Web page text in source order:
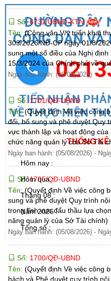
Số:6731/UBND-KTN
Tên:(Công văn V/v triển khai
303/2026/NĐ-CP ngày 01/8/
sung một số điều của Nghị
15/3/2024 của Chính phủ về
Ngày ban hành: (06/08/2026)
Số: 1701/QĐ-UBND
Tên:(Quyết định Về việc công
đổi, bổ sung và phê duyệt Quy
vực thành lập và hoạt động
chức năng quản lý của Sở Tài
Ngày ban hành: (05/08/2026) -
Số:1705/QĐ-UBND
Tên: (Quyết định Về việc công
sung và phê duyệt Quy trình
trong lĩnh vực đấu thầu lựa
năng quản lý của Sở Tài chính)
Ngày ban hành: (05/08/2026) -
Số: 1700/QĐ-UBND
Tên: (Quyết định Về việc công
hành và Phê duyệt quy trình
THỐNG
Hôm nay :
Hôm qua :
Tháng 08 :
Năm 2026 :
Tổng số :
CỔNG THÔNG TIN